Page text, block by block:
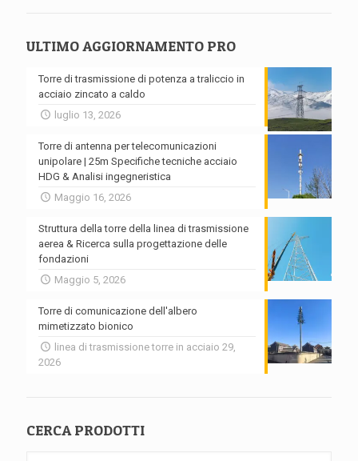
ULTIMO AGGIORNAMENTO PRO
Torre di trasmissione di potenza a traliccio in
acciaio zincato a caldo
luglio 13, 2026
Torre di antenna per telecomunicazioni
unipolare | 25m Specifiche tecniche acciaio
HDG & Analisi ingegneristica
Maggio 16, 2026
Struttura della torre della linea di trasmissione
aerea & Ricerca sulla progettazione delle
fondazioni
Maggio 5, 2026
Torre di comunicazione dell'albero
mimetizzato bionico
linea di trasmissione torre in acciaio 29,
2026
CERCA PRODOTTI